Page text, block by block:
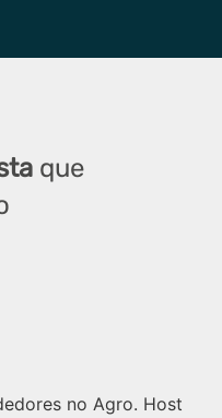
que
no Agro. Host